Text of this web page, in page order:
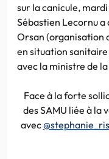
sur la canicule,
Sébastien Lecornu a
Orsan (organisation
en situation
avec la ministre de
Face à la forte
des SAMU liée à la
avec